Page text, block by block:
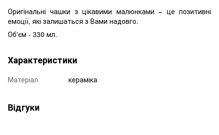
Оригінальні чашки з цікавими малюнками – це позитивні
емоції, які залишаться з Вами надовго.
Об'єм - 330 мл.
Характеристики
Матеріал кераміка
Відгуки